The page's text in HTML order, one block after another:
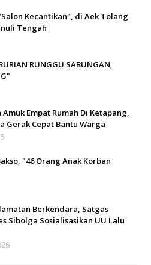
Kecantikan", di Aek Tolang
Tengah
RUNGGU SABUNGAN,
Empat Rumah Di Ketapang,
Gerak Cepat Bantu Warga
"46 Orang Anak Korban
Berkendara, Satgas
Sibolga Sosialisasikan UU Lalu